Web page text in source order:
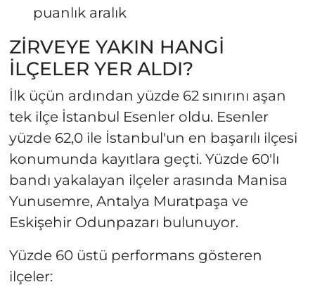
puanlık aralık
ZİRVEYE YAKIN HANGİ
İLÇELER YER ALDI?
İlk üçün ardından yüzde 62 sınırını aşan
tek ilçe İstanbul Esenler oldu. Esenler
yüzde 62,0 ile İstanbul'un en başarılı ilçesi
konumunda kayıtlara geçti. Yüzde 60'lı
bandı yakalayan ilçeler arasında Manisa
Yunusemre, Antalya Muratpaşa ve
Eskişehir Odunpazarı bulunuyor.
Yüzde 60 üstü performans gösteren
ilçeler: